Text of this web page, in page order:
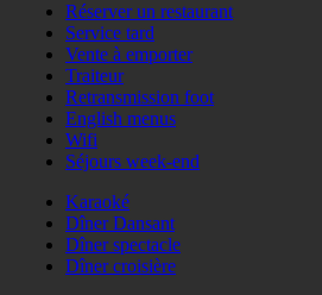
Réserver un restaurant
Service tard
Vente à emporter
Traiteur
Retransmission foot
English menus
Wifi
Séjours week-end
Karaoké
Dîner Dansant
Dîner spectacle
Dîner croisière